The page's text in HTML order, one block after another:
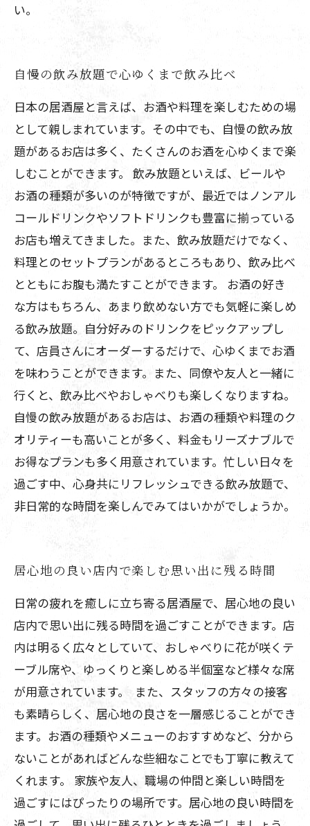
い。
自慢の飲み放題で心ゆくまで飲み比べ
日本の居酒屋と言えば、お酒や料理を楽しむための場
として親しまれています。その中でも、自慢の飲み放
題があるお店は多く、たくさんのお酒を心ゆくまで楽
しむことができます。 飲み放題といえば、ビールや
お酒の種類が多いのが特徴ですが、最近ではノンアル
コールドリンクやソフトドリンクも豊富に揃っている
お店も増えてきました。また、飲み放題だけでなく、
料理とのセットプランがあるところもあり、飲み比べ
とともにお腹も満たすことができます。 お酒の好き
な方はもちろん、あまり飲めない方でも気軽に楽しめ
る飲み放題。自分好みのドリンクをピックアップし
て、店員さんにオーダーするだけで、心ゆくまでお酒
を味わうことができます。また、同僚や友人と一緒に
行くと、飲み比べやおしゃべりも楽しくなりますね。
自慢の飲み放題があるお店は、お酒の種類や料理のク
オリティーも高いことが多く、料金もリーズナブルで
お得なプランも多く用意されています。忙しい日々を
過ごす中、心身共にリフレッシュできる飲み放題で、
非日常的な時間を楽しんでみてはいかがでしょうか。
居心地の良い店内で楽しむ思い出に残る時間
日常の疲れを癒しに立ち寄る居酒屋で、居心地の良い
店内で思い出に残る時間を過ごすことができます。店
内は明るく広々としていて、おしゃべりに花が咲くテ
ーブル席や、ゆっくりと楽しめる半個室など様々な席
が用意されています。 また、スタッフの方々の接客
も素晴らしく、居心地の良さを一層感じることができ
ます。お酒の種類やメニューのおすすめなど、分から
ないことがあればどんな些細なことでも丁寧に教えて
くれます。 家族や友人、職場の仲間と楽しい時間を
過ごすにはぴったりの場所です。居心地の良い時間を